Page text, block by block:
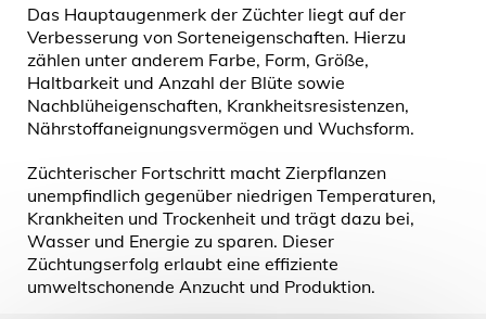
Das Hauptaugenmerk der Züchter liegt auf der
Verbesserung von Sorteneigenschaften. Hierzu
zählen unter anderem Farbe, Form, Größe,
Haltbarkeit und Anzahl der Blüte sowie
Nachblüheigenschaften, Krankheitsresistenzen,
Nährstoffaneignungsvermögen und Wuchsform.
Züchterischer Fortschritt macht Zierpflanzen
unempfindlich gegenüber niedrigen Temperaturen,
Krankheiten und Trockenheit und trägt dazu bei,
Wasser und Energie zu sparen. Dieser
Züchtungserfolg erlaubt eine effiziente
umweltschonende Anzucht und Produktion.